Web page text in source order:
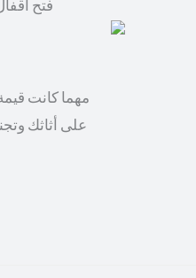
مهما كانت
على أثاثك